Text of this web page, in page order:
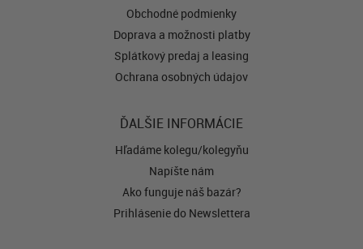
Obchodné podmienky
Doprava a možnosti platby
Splátkový predaj a leasing
Ochrana osobných údajov
ĎALŠIE INFORMÁCIE
Hľadáme kolegu/kolegyňu
Napíšte nám
Ako funguje náš bazár?
Prihlásenie do Newslettera